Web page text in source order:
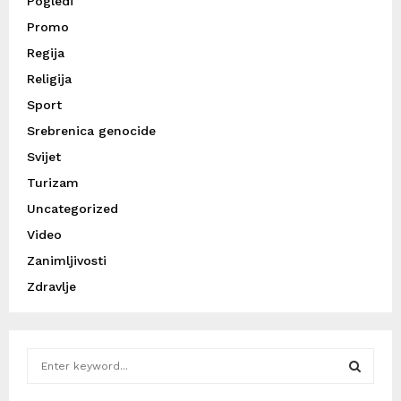
Promo
Regija
Religija
Sport
Srebrenica genocide
Svijet
Turizam
Uncategorized
Video
Zanimljivosti
Zdravlje